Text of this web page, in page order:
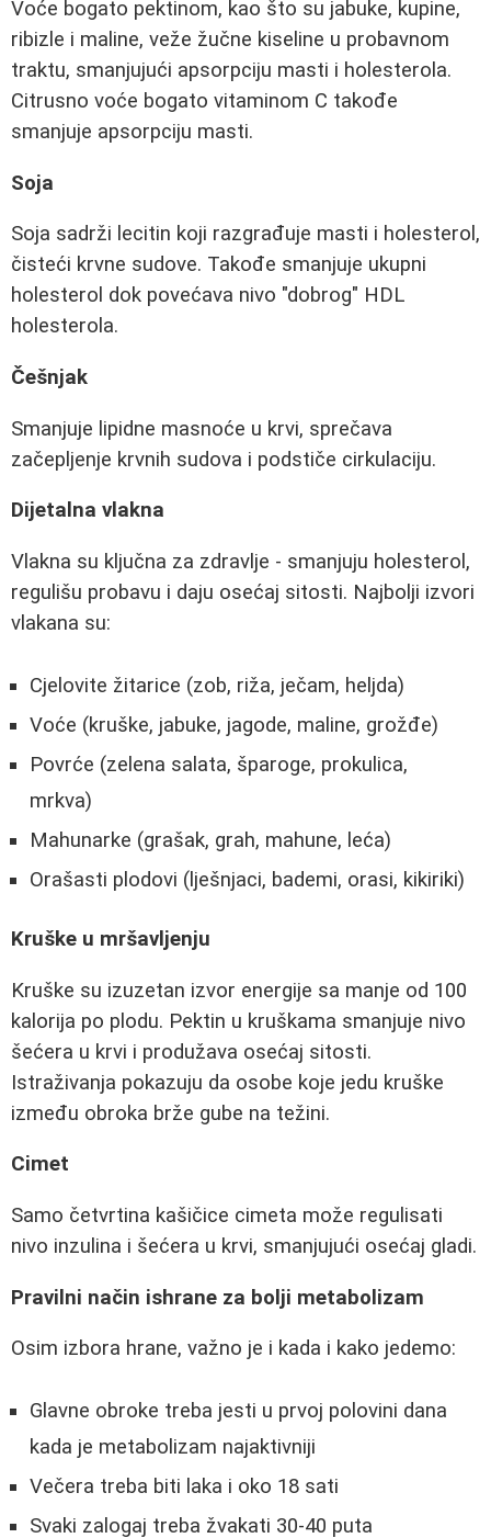
Voće bogato pektinom, kao što su jabuke, kupine,
ribizle i maline, veže žučne kiseline u probavnom
traktu, smanjujući apsorpciju masti i holesterola.
Citrusno voće bogato vitaminom C takođe
smanjuje apsorpciju masti.
Soja
Soja sadrži lecitin koji razgrađuje masti i holesterol,
čisteći krvne sudove. Takođe smanjuje ukupni
holesterol dok povećava nivo "dobrog" HDL
holesterola.
Češnjak
Smanjuje lipidne masnoće u krvi, sprečava
začepljenje krvnih sudova i podstiče cirkulaciju.
Dijetalna vlakna
Vlakna su ključna za zdravlje - smanjuju holesterol,
regulišu probavu i daju osećaj sitosti. Najbolji izvori
vlakana su:
Cjelovite žitarice (zob, riža, ječam, heljda)
Voće (kruške, jabuke, jagode, maline, grožđe)
Povrće (zelena salata, šparoge, prokulica,
mrkva)
Mahunarke (grašak, grah, mahune, leća)
Orašasti plodovi (lješnjaci, bademi, orasi, kikiriki)
Kruške u mršavljenju
Kruške su izuzetan izvor energije sa manje od 100
kalorija po plodu. Pektin u kruškama smanjuje nivo
šećera u krvi i produžava osećaj sitosti.
Istraživanja pokazuju da osobe koje jedu kruške
između obroka brže gube na težini.
Cimet
Samo četvrtina kašičice cimeta može regulisati
nivo inzulina i šećera u krvi, smanjujući osećaj gladi.
Pravilni način ishrane za bolji metabolizam
Osim izbora hrane, važno je i kada i kako jedemo:
Glavne obroke treba jesti u prvoj polovini dana
kada je metabolizam najaktivniji
Večera treba biti laka i oko 18 sati
Svaki zalogaj treba žvakati 30-40 puta